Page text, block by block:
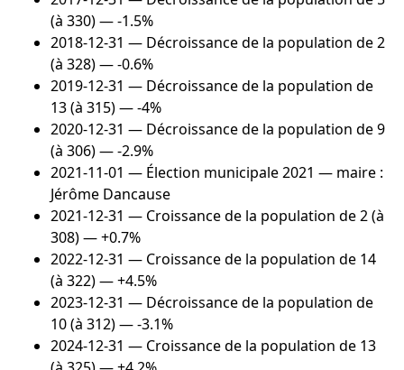
(à 330) — -1.5%
2018-12-31 — Décroissance de la population de 2
(à 328) — -0.6%
2019-12-31 — Décroissance de la population de
13 (à 315) — -4%
2020-12-31 — Décroissance de la population de 9
(à 306) — -2.9%
2021-11-01 — Élection municipale 2021 — maire :
Jérôme Dancause
2021-12-31 — Croissance de la population de 2 (à
308) — +0.7%
2022-12-31 — Croissance de la population de 14
(à 322) — +4.5%
2023-12-31 — Décroissance de la population de
10 (à 312) — -3.1%
2024-12-31 — Croissance de la population de 13